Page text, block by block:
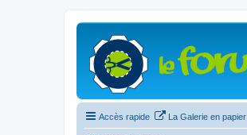
Accès rapide La Galerie en papier